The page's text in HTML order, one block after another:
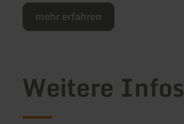
mehr erfahren
Weitere Infos